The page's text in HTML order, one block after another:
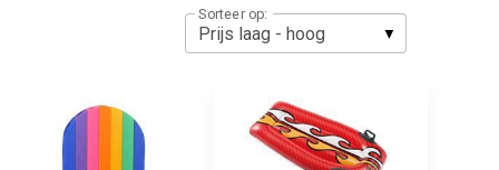
Sorteer op: